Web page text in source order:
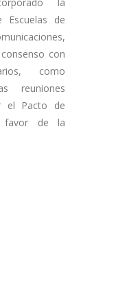
Escuelas de
con
como
reuniones
el Pacto de
favor de la